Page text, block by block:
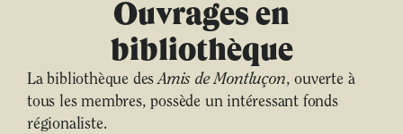
Ouvrages en
bibliothèque
La bibliothèque desAmis de Montluçon, ouverte à
tous les membres, possède un intéressant fonds
régionaliste.